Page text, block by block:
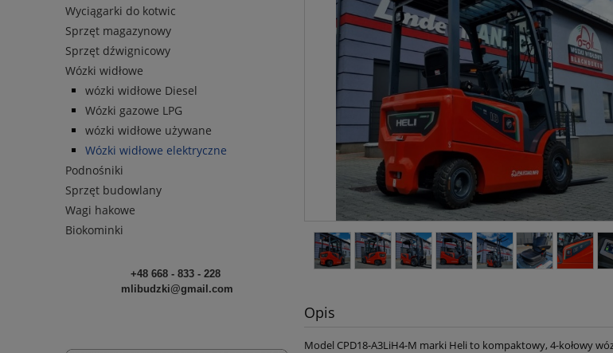
Wyciągarki do kotwic
Sprzęt magazynowy
Sprzęt dźwignicowy
Wózki widłowe
wózki widłowe Diesel
Wózki gazowe LPG
wózki widłowe używane
Wózki widłowe elektryczne
Podnośniki
Sprzęt budowlany
Wagi hakowe
Biokominki
+48 668 - 833 - 228
mlibudzki@gmail.com
Opis
Model CPD18-A3LiH4-M marki Heli to kompaktowy, 4-kołowy